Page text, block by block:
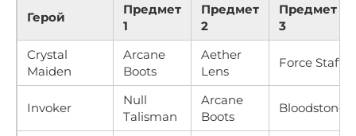
Герой
Предмет
1
Предмет
2
Предмет
3
Crystal
Maiden
Arcane
Boots
Aether
Lens
Force Staff
Invoker
Null
Talisman
Arcane
Boots
Bloodstone